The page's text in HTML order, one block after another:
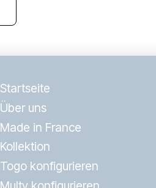
Startseite
Über uns
Made in France
Kollektion
Togo konfigurieren